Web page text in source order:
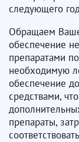
следующего
Обращаем
обеспечение
препаратами
необходимую
обеспечение
средствами,
препараты,